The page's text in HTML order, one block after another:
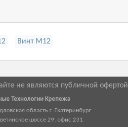
Винт М12
не являются публичной офертой
Технологии Крепежа
область г. Екатеринбург
шоссе 29, офис 231